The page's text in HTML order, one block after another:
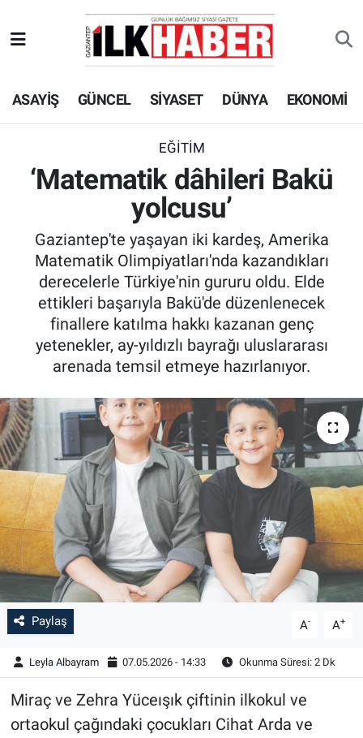
ASAYİŞ GÜNCEL SİYASET DÜNYA EKONOMİ
EĞİTİM
‘Matematik dâhileri Bakü
yolcusu’
Gaziantep'te yaşayan iki kardeş, Amerika
Matematik Olimpiyatları'nda kazandıkları
derecelerle Türkiye'nin gururu oldu. Elde
ettikleri başarıyla Bakü'de düzenlenecek
finallere katılma hakkı kazanan genç
yetenekler, ay-yıldızlı bayrağı uluslararası
arenada temsil etmeye hazırlanıyor.
Paylaş A- A+
Leyla Albayram 07.05.2026 - 14:33 Okunma Süresi: 2 Dk
Miraç ve Zehra Yüceışık çiftinin ilkokul ve
ortaokul çağındaki çocukları Cihat Arda ve
EKONOMİ
SİYASET
SPOR
ASAYİŞ
EĞİTİM
KÜLTÜR - SANAT
Beyoğlu Hava Durumu
Beyoğlu Trafik Yoğunluk Haritası
Süper Lig Puan Durumu ve Fikstür
Tüm Manşetler
Son Dakika Haberleri
Haber Arşivi